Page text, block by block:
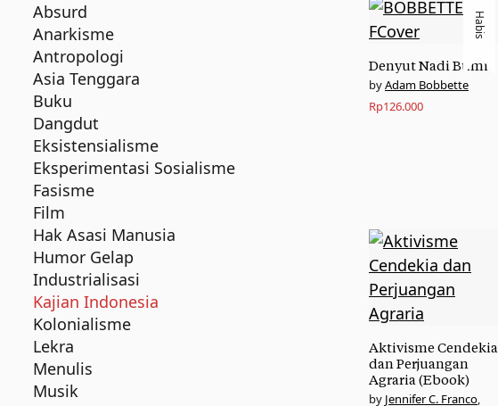
Habis
Denyut Nadi Bumi
Adam Bobbette
Rp126.000
Aktivisme Cendekia
dan Perjuangan
Agraria (Ebook)
Jennifer C. Franco,
Absurd
Anarkisme
Antropologi
Asia Tenggara
Buku
Dangdut
Eksistensialisme
Eksperimentasi Sosialisme
Fasisme
Film
Hak Asasi Manusia
Humor Gelap
Industrialisasi
Kajian Indonesia
Kolonialisme
Lekra
Menulis
Musik